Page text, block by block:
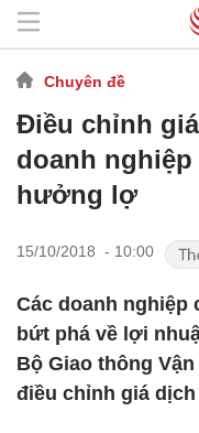
Chuyên đề
Điều chỉnh
doanh
hưởng lợ
15/10/2018 - 10:00
Các doanh nghiệp
bứt phá về lợi
Bộ Giao thông
điều chỉnh giá